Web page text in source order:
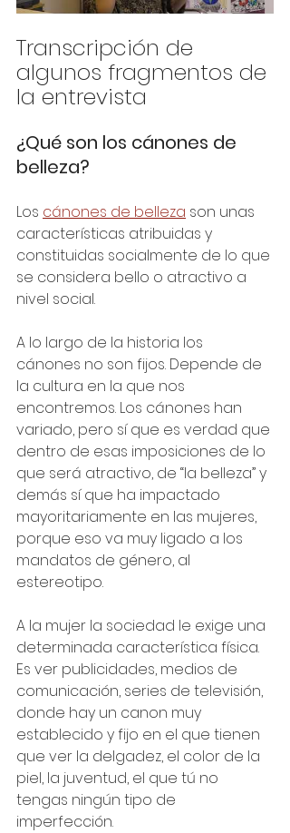
Transcripción de
algunos fragmentos de
la entrevista
¿Qué son los cánones de
belleza?
Los cánones de belleza son unas
características atribuidas y
constituidas socialmente de lo que
se considera bello o atractivo a
nivel social.
A lo largo de la historia los
cánones no son fijos. Depende de
la cultura en la que nos
encontremos. Los cánones han
variado, pero sí que es verdad que
dentro de esas imposiciones de lo
que será atractivo, de “la belleza” y
demás sí que ha impactado
mayoritariamente en las mujeres,
porque eso va muy ligado a los
mandatos de género, al
estereotipo.
A la mujer la sociedad le exige una
determinada característica física.
Es ver publicidades, medios de
comunicación, series de televisión,
donde hay un canon muy
establecido y fijo en el que tienen
que ver la delgadez, el color de la
piel, la juventud, el que tú no
tengas ningún tipo de
imperfección.